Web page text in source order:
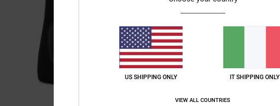
US SHIPPING ONLY IT SHIPPING ONLY
VIEW ALL COUNTRIES